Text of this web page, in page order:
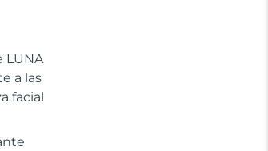
LUNA
a las
facial